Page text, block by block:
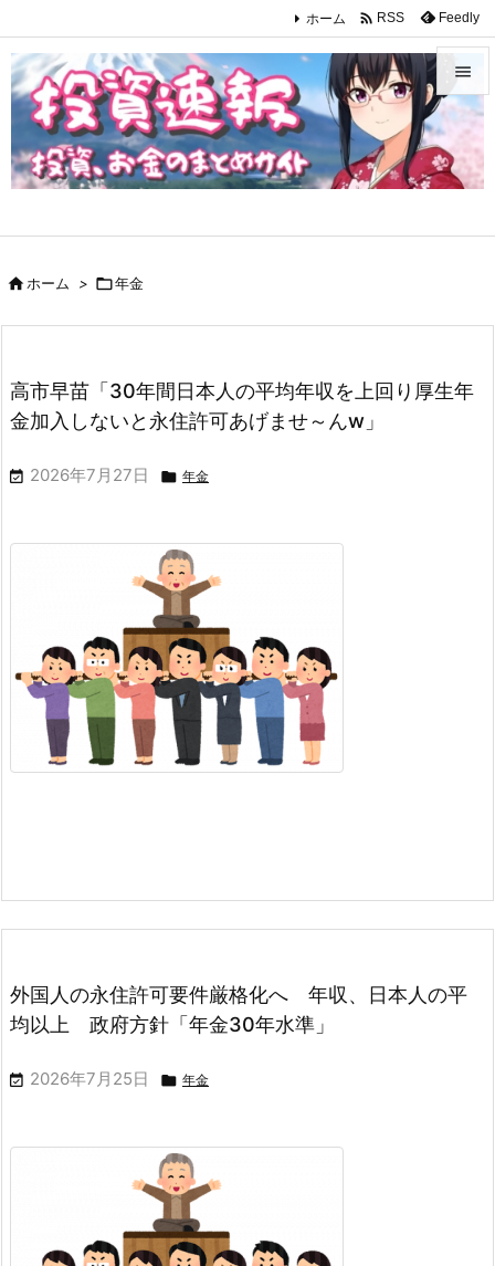




ホーム  RSS Feedly
ホーム > 年金
高市早苗「30年間日本人の平均年収を上回り厚生年
金加入しないと永住許可あげませ～んw」
 2026年7月27日  年金
外国人の永住許可要件厳格化へ 年収、日本人の平
均以上 政府方針「年金30年水準」
 2026年7月25日  年金